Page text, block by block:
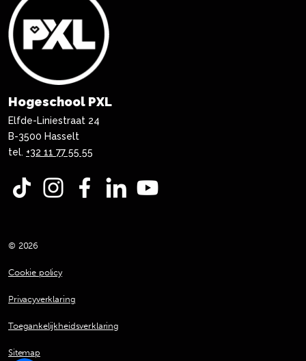
Hogeschool PXL
Elfde-Liniestraat 24
B-3500 Hasselt
tel. +32 11 77 55 55
© 2026
Cookie policy
Privacyverklaring
Toegankelijkheidsverklaring
Sitemap